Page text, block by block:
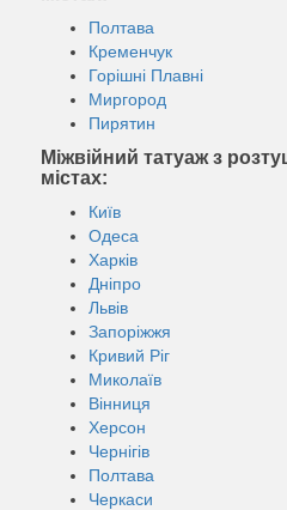
Полтава
Кременчук
Горішні Плавні
Миргород
Пирятин
Міжвійний татуаж з
містах:
Київ
Одеса
Харків
Дніпро
Львів
Запоріжжя
Кривий Ріг
Миколаїв
Вінниця
Херсон
Чернігів
Полтава
Черкаси